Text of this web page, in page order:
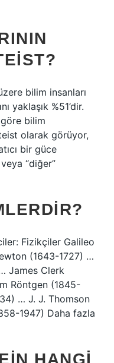
bilim insanları
yaklaşık %51’dir.
göre bilim
olarak görüyor,
bir güce
veya “diğer”
Fizikçiler Galileo
(1643-1727) …
James Clerk
Röntgen (1845-
… J. J. Thomson
1947) Daha fazla
HANGI